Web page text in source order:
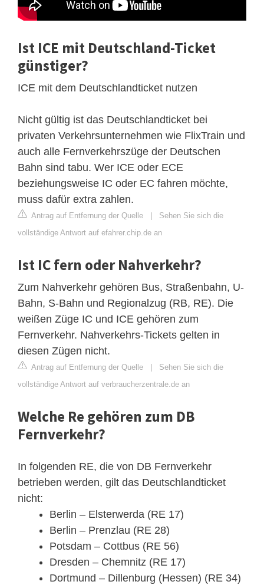
Ist ICE mit Deutschland-Ticket
günstiger?
ICE mit dem Deutschlandticket nutzen
Nicht gültig ist das Deutschlandticket bei
privaten Verkehrsunternehmen wie FlixTrain und
auch alle Fernverkehrszüge der Deutschen
Bahn sind tabu. Wer ICE oder ECE
beziehungsweise IC oder EC fahren möchte,
muss dafür extra zahlen.
Antrag auf Entfernung der Quelle | Sehen Sie sich die
vollständige Antwort auf efahrer.chip.de an
Ist IC fern oder Nahverkehr?
Zum Nahverkehr gehören Bus, Straßenbahn, U-
Bahn, S-Bahn und Regionalzug (RB, RE). Die
weißen Züge IC und ICE gehören zum
Fernverkehr. Nahverkehrs-Tickets gelten in
diesen Zügen nicht.
Antrag auf Entfernung der Quelle | Sehen Sie sich die
vollständige Antwort auf verbraucherzentrale.de an
Welche Re gehören zum DB
Fernverkehr?
In folgenden RE, die von DB Fernverkehr
betrieben werden, gilt das Deutschlandticket
nicht:
Berlin – Elsterwerda (RE 17)
Berlin – Prenzlau (RE 28)
Potsdam – Cottbus (RE 56)
Dresden – Chemnitz (RE 17)
Dortmund – Dillenburg (Hessen) (RE 34)